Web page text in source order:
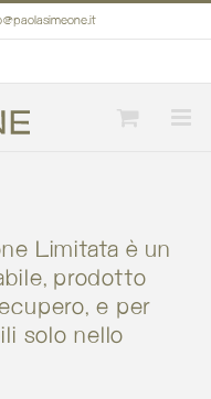
Limitata è un
prodotto
e per
solo nello